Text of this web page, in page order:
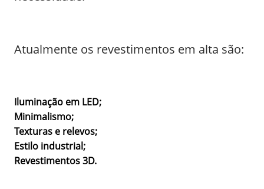
Atualmente os revestimentos em alta são:
Iluminação em LED;
Minimalismo;
Texturas e relevos;
Estilo industrial;
Revestimentos 3D.